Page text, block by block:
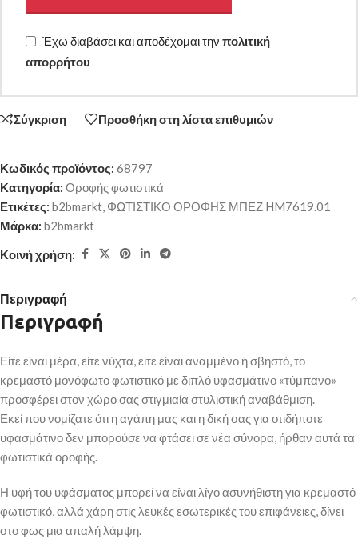
Έχω διαβάσει και αποδέχομαι την πολιτική
απορρήτου
Σύγκριση Προσθήκη στη λίστα επιθυμιών
Κωδικός προϊόντος: 68797
Κατηγορία: Οροφής φωτιστικά
Ετικέτες: b2bmarkt, ΦΩΤΙΣΤΙΚΟ ΟΡΟΦΗΣ ΜΠΕΖ HM7619.01
Μάρκα: b2bmarkt
Κοινή χρήση:
Περιγραφή
Περιγραφή
Είτε είναι μέρα, είτε νύχτα, είτε είναι αναμμένο ή σβηστό, το
κρεμαστό μονόφωτο φωτιστικό με διπλό υφασμάτινο «τύμπανο»
προσφέρει στον χώρο σας στιγμιαία στυλιστική αναβάθμιση.
Εκεί που νομίζατε ότι η αγάπη μας και η δική σας για οτιδήποτε
υφασμάτινο δεν μπορούσε να φτάσει σε νέα σύνορα, ήρθαν αυτά τα
φωτιστικά οροφής.
Η υφή του υφάσματος μπορεί να είναι λίγο ασυνήθιστη για κρεμαστό
φωτιστικό, αλλά χάρη στις λευκές εσωτερικές του επιφάνειες, δίνει
στο φως μια απαλή λάμψη.